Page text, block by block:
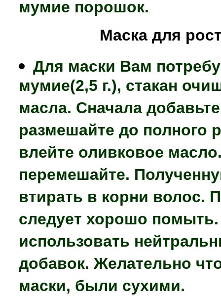
мумие порошок.
Маска для
Для маски Вам
мумие(2,5 г.), стакан
масла. Сначала
размешайте до полного
влейте оливковое
перемешайте.
втирать в корни волос.
следует хорошо
использовать
добавок. Желательно
маски, были сухими.